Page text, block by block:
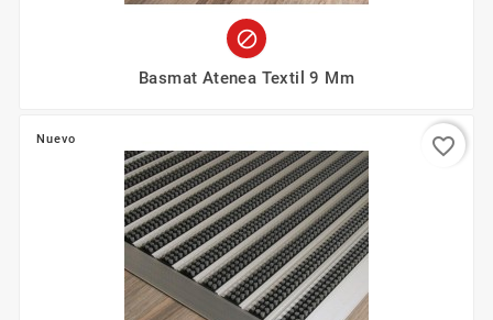

Basmat Atenea Textil 9 Mm
Nuevo favorite_border